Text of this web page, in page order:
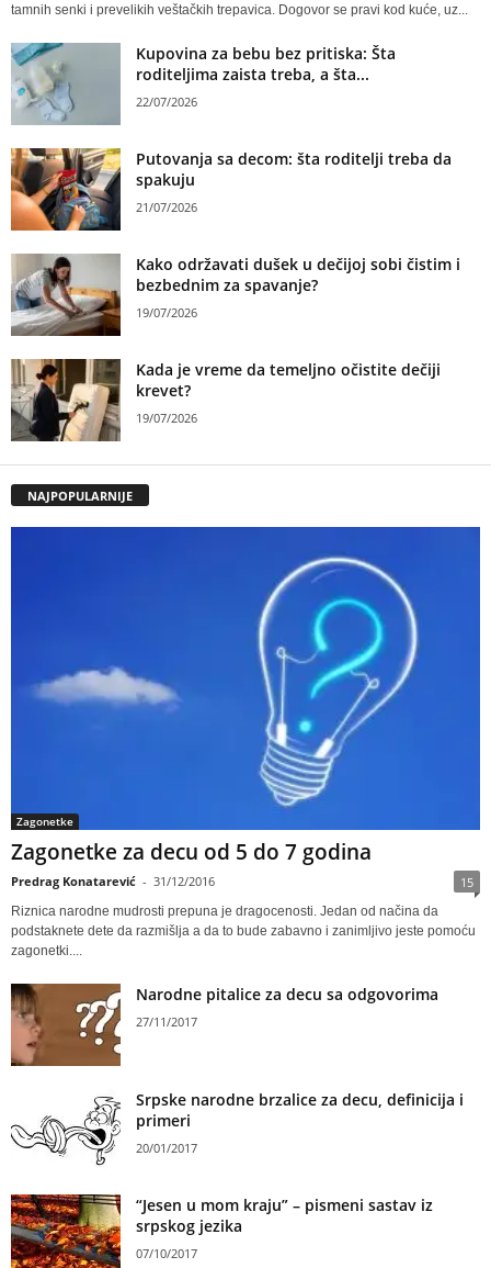
tamnih senki i prevelikih veštačkih trepavica. Dogovor se pravi kod kuće, uz...
Kupovina za bebu bez pritiska: Šta
roditeljima zaista treba, a šta...
22/07/2026
Putovanja sa decom: šta roditelji treba da
spakuju
21/07/2026
Kako održavati dušek u dečijoj sobi čistim i
bezbednim za spavanje?
19/07/2026
Kada je vreme da temeljno očistite dečiji
krevet?
19/07/2026
NAJPOPULARNIJE
Zagonetke
Zagonetke za decu od 5 do 7 godina
Predrag Konatarević - 31/12/2016 15
Riznica narodne mudrosti prepuna je dragocenosti. Jedan od načina da
podstaknete dete da razmišlja a da to bude zabavno i zanimljivo jeste pomoću
zagonetki....
Narodne pitalice za decu sa odgovorima
27/11/2017
Srpske narodne brzalice za decu, definicija i
primeri
20/01/2017
“Jesen u mom kraju” – pismeni sastav iz
srpskog jezika
07/10/2017